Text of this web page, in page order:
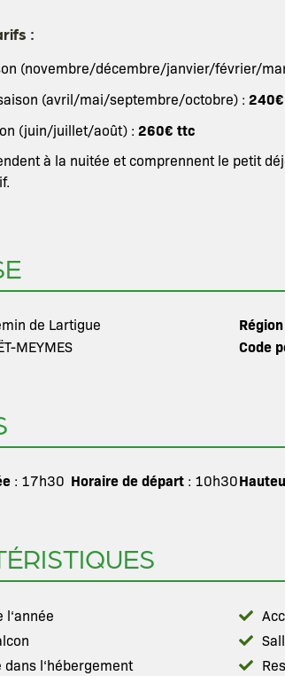
:
(novembre/décembre/janvier/février/
(avril/mai/septembre/octobre) :
(juin/juillet/août) : 260€ ttc
à la nuitée et comprennent le petit
de Lartigue
MEYMES Code
: 17h30 Horaire de départ: 10h30
l‘année
l‘hébergement